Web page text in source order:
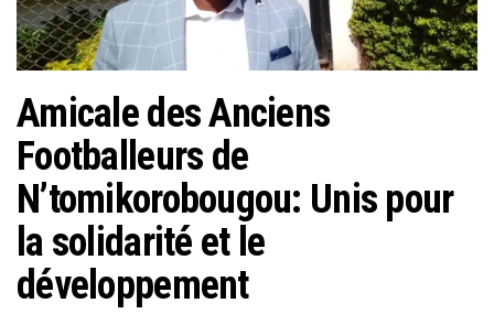
Amicale des Anciens
Footballeurs de
N’tomikorobougou: Unis pour
la solidarité et le
développement